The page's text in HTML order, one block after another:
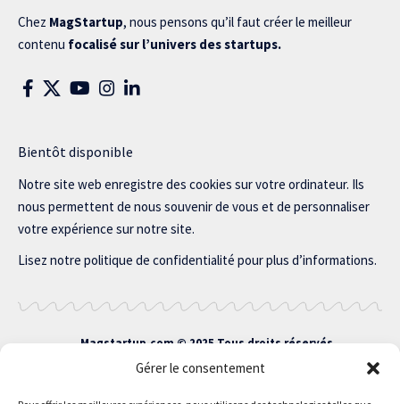
Gérer le consentement
Chez MagStartup, nous pensons qu’il faut créer le meilleur
contenu focalisé sur l’univers des startups.
Bientôt disponible
Notre site web enregistre des cookies sur votre ordinateur. Ils
nous permettent de nous souvenir de vous et de personnaliser
votre expérience sur notre site.
Lisez notre politique de confidentialité pour plus d’informations.
Magstartup.com © 2025 Tous droits réservés.